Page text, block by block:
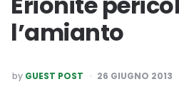
l’amianto
POSTED
BY
by GUEST POST 26 GIUGNO 2013